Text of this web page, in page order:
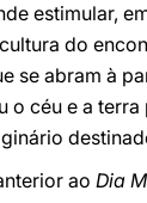
estimular,
do
se abram à
o céu e a
ao Dia